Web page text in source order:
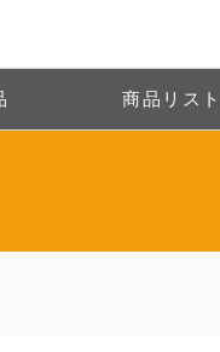
商品リスト